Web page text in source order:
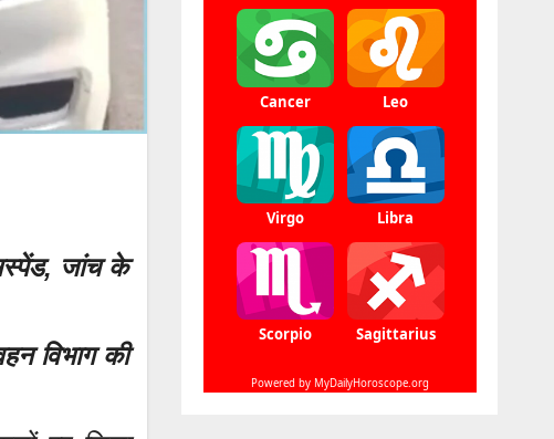
जांच के
विभाग की